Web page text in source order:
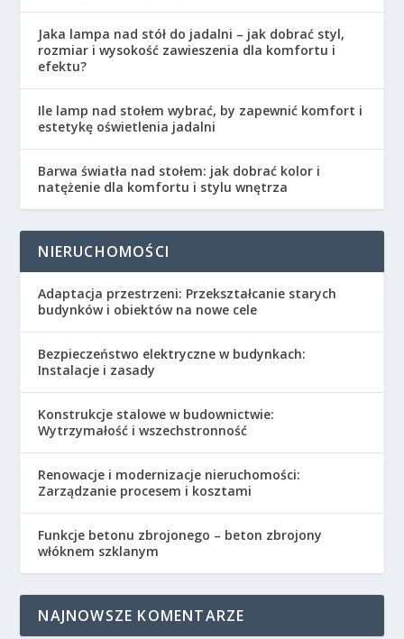
Jaka lampa nad stół do jadalni – jak dobrać styl,
rozmiar i wysokość zawieszenia dla komfortu i
efektu?
Ile lamp nad stołem wybrać, by zapewnić komfort i
estetykę oświetlenia jadalni
Barwa światła nad stołem: jak dobrać kolor i
natężenie dla komfortu i stylu wnętrza
NIERUCHOMOŚCI
Adaptacja przestrzeni: Przekształcanie starych
budynków i obiektów na nowe cele
Bezpieczeństwo elektryczne w budynkach:
Instalacje i zasady
Konstrukcje stalowe w budownictwie:
Wytrzymałość i wszechstronność
Renowacje i modernizacje nieruchomości:
Zarządzanie procesem i kosztami
Funkcje betonu zbrojonego – beton zbrojony
włóknem szklanym
NAJNOWSZE KOMENTARZE